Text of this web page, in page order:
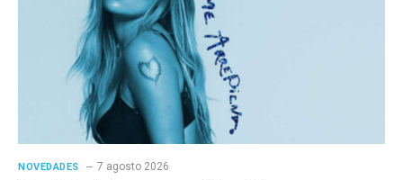
NOVEDADES 7 agosto 2026